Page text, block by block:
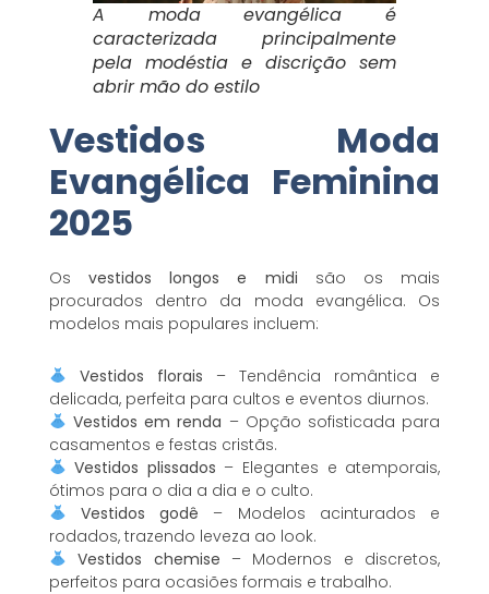
A moda evangélica é
caracterizada principalmente
pela modéstia e discrição sem
abrir mão do estilo
Vestidos Moda
Evangélica Feminina
2025
Os vestidos longos e midi são os mais
procurados dentro da moda evangélica. Os
modelos mais populares incluem:
Vestidos florais – Tendência romântica e
delicada, perfeita para cultos e eventos diurnos.
Vestidos em renda – Opção sofisticada para
casamentos e festas cristãs.
Vestidos plissados – Elegantes e atemporais,
ótimos para o dia a dia e o culto.
Vestidos godê – Modelos acinturados e
rodados, trazendo leveza ao look.
Vestidos chemise – Modernos e discretos,
perfeitos para ocasiões formais e trabalho.